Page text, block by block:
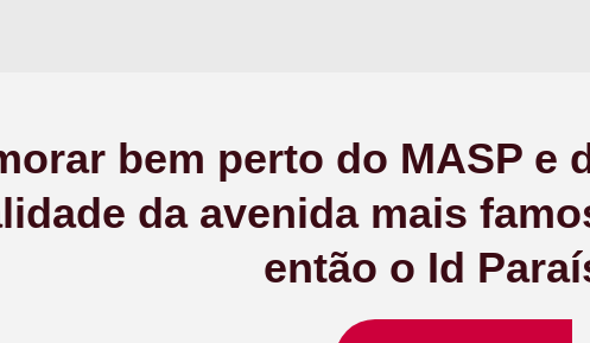
bem perto do MASP e
da avenida mais
então o Id